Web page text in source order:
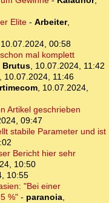
Elite- Arbeiter,
10.07.2024, 00:58
mal komplett
Brutus, 10.07.2024, 11:42
10.07.2024, 11:46
, 10.07.2024,
Artikel geschrieben
09:47
stabile Parameter und ist
Bericht hier sehr
10:50
10:55
"Bei einer
%" - paranoia,